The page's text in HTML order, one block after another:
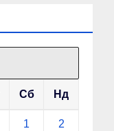
Сб Нд
1 2